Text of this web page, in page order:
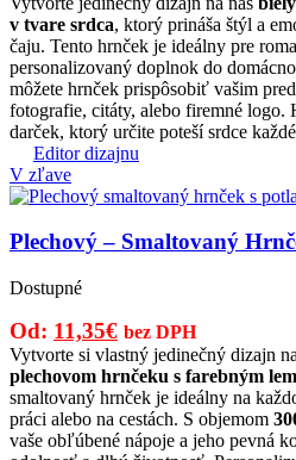
bola:
10,00€.
je:
8,75€.
v tvare srdca, ktorý prináša štýl a
čaju. Tento hrnček je ideálny pre
personalizovaný doplnok do
môžete hrnček prispôsobiť vašim
fotografie, citáty, alebo firemné logo.
darček, ktorý určite poteší srdce
Editor dizajnu
V zľave
Plechový – Smaltovaný
Dostupné
Od: Pôvodná
cena
bola:
15,00€.
11,35€Aktuálna
cena
je:
11,35€.
bez DPH
Vytvorte si vlastný jedinečný dizajn
plechovom hrnčeku s farebným
smaltovaný hrnček je ideálny na
práci alebo na cestách. S objemom
vaše obľúbené nápoje a jeho pevná